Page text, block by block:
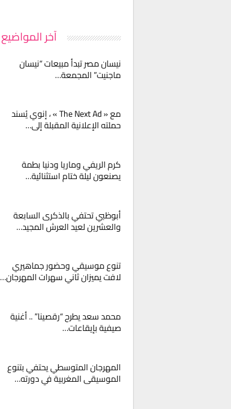
آخر المواضيع
نيسان مصر تبدأ مبيعات “نيسان
ماجنيت” المجمعة…
مع « The Next Ad » ، إنوي يُسند
حملته الإعلانية المقبلة إلى…
كرم الريفي وماريا ودنيا بطمة
يصنعون ليلة ختام استثنائية…
أبوظبي تحتفي بالذكرى السابعة
والعشرين لعيد العرش المجيد…
تنوع موسيقي وحضور جماهيري
لافت يميزان ثاني سهرات المهرجان…
محمد سعد يطرح “رقصينا” .. أغنية
صيفية بإيقاعات…
المهرجان المتوسطي يحتفي بتنوع
الموسيقى المغربية في دورته…